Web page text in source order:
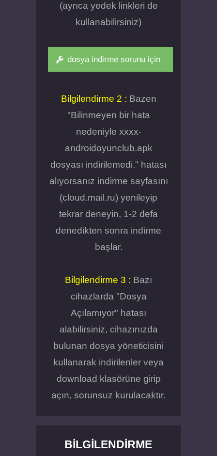
(ayrıca yedek linkleri de
kullanabilirsiniz)
dosya indirme sorunu için
Bilgilendirme 2 : Bazen
"Bilinmeyen bir hata
nedeniyle xxxx-
androidoyunclub.apk
dosyası indirilemedi." hatası
alıyorsanız indirme sayfasını
(cloud.mail.ru) yenileyip
tekrar deneyin, 1-2 defa
denedikten sonra indirme
başlar.
Bilgilendirme 3 : Bazı
cihazlarda "Dosya
Açılamıyor" hatası
alabilirsiniz, cihazınızda
bulunan dosya yöneticisini
kullanarak indirilenler veya
download klasörüne girip
açın, sorunsuz kurulacaktır.
BILGILENDIRME